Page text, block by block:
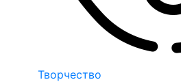
Творчество